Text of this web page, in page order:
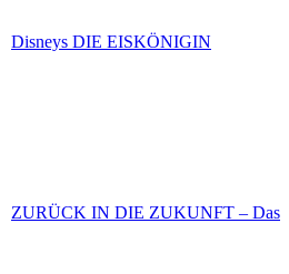
Disneys DIE EISKÖNIGIN
ZURÜCK IN DIE ZUKUNFT – Das